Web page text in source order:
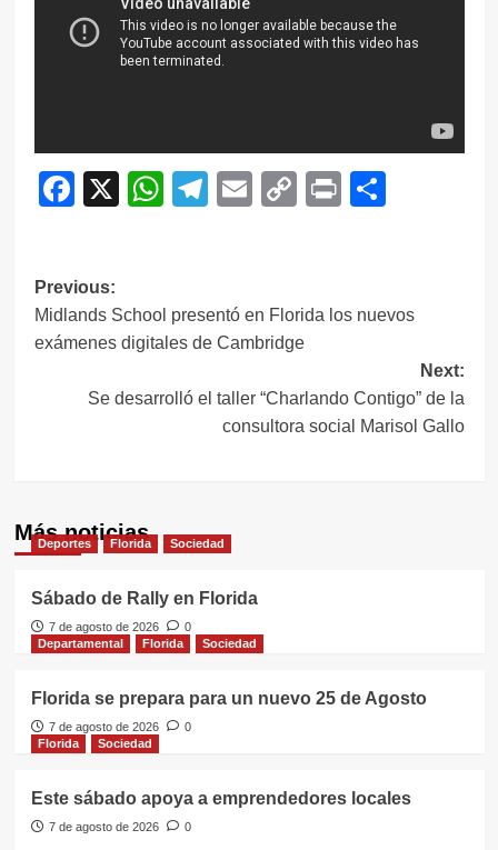
Facebook
X WhatsApp
Telegram
EmailCopy
Print
Navegación
de
entradas
Previous:
Midlands School presentó en Florida los nuevos
exámenes digitales de Cambridge
Next:
Se desarrolló el taller “Charlando Contigo” de la
consultora social Marisol Gallo
Más noticias
Deportes Florida Sociedad
Sábado de Rally en Florida
7 de agosto de 2026
0
Departamental
Florida Sociedad
Florida se prepara para un nuevo 25 de Agosto
7 de agosto de 2026
0
Florida
Sociedad
Este sábado apoya a emprendedores locales
7 de agosto de 2026 0